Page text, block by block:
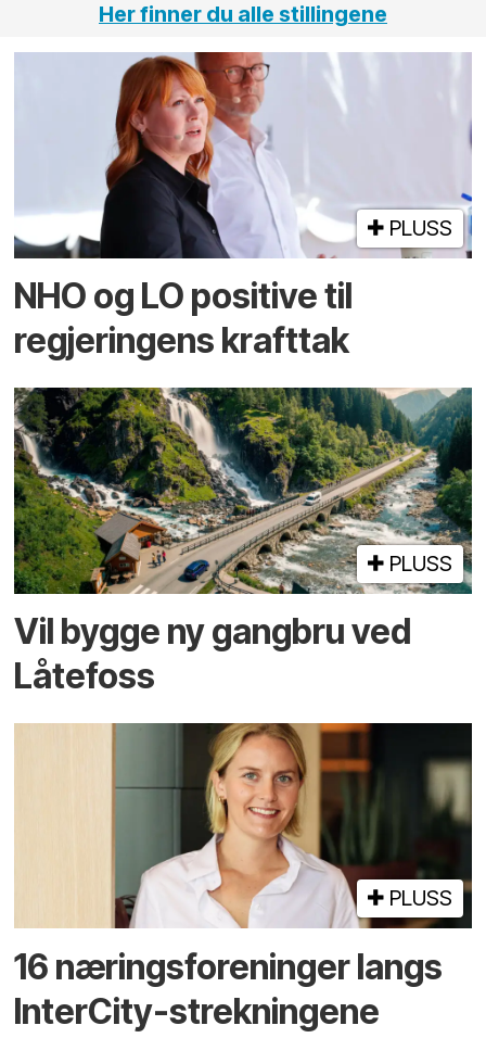
Her finner du alle stillingene
PLUSS
NHO og LO positive til
regjeringens krafttak
PLUSS
Vil bygge ny gangbru ved
Låtefoss
PLUSS
16 næringsforeninger langs
InterCity-strekningene